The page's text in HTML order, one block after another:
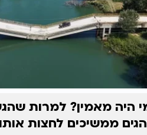
היה מאמין? למרות
ממשיכים לחצות אותו